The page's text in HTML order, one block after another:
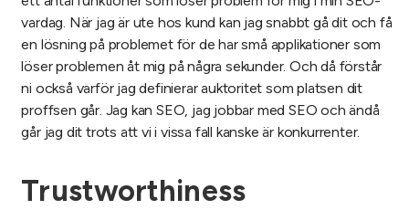
vardag. När jag är ute hos kund kan jag snabbt gå dit och få
en lösning på problemet för de har små applikationer som
löser problemen åt mig på några sekunder. Och då förstår
ni också varför jag definierar auktoritet som platsen dit
proffsen går. Jag kan SEO, jag jobbar med SEO och ändå
går jag dit trots att vi i vissa fall kanske är konkurrenter.
Trustworthiness